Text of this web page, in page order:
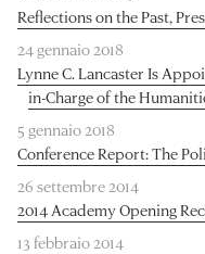
Reflections on the Past,
24 gennaio 2018
Lynne C. Lancaster Is
in-Charge of the
5 gennaio 2018
Conference Report: The
26 settembre 2014
2014 Academy Opening
13 febbraio 2014